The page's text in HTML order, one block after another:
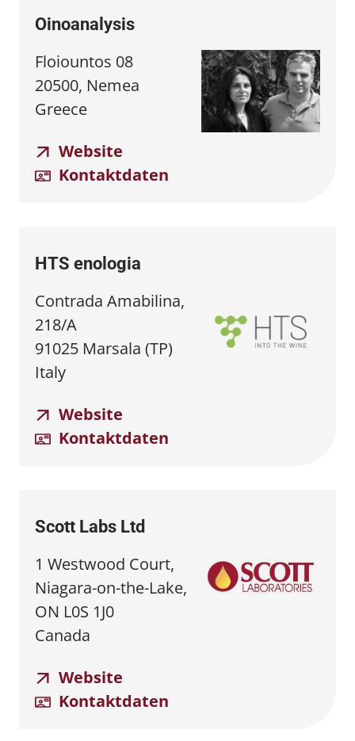
Oinoanalysis
Floiountos 08
20500, Nemea
Greece
Website
Kontaktdaten
HTS enologia
Contrada Amabilina,
218/A
91025 Marsala (TP)
Italy
Website
Kontaktdaten
Scott Labs Ltd
1 Westwood Court,
Niagara-on-the-Lake,
ON L0S 1J0
Canada
Website
Kontaktdaten